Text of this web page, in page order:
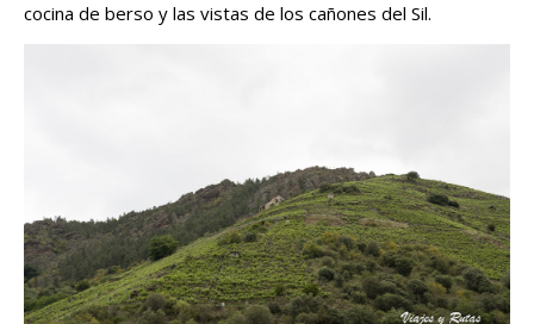
cocina de berso y las vistas de los cañones del Sil.